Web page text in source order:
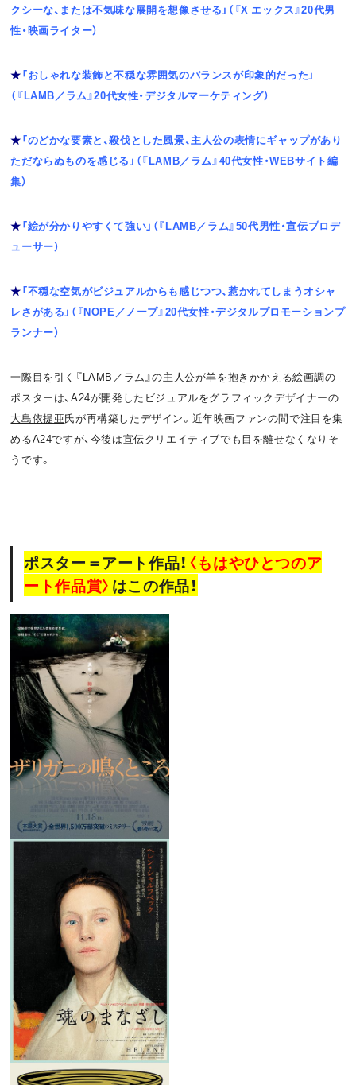
クシーな、または不気味な展開を想像させる」（『X エックス』20代男
性・映画ライター）
★「おしゃれな装飾と不穏な雰囲気のバランスが印象的だった」
（『LAMB／ラム』20代女性・デジタルマーケティング）
★「のどかな要素と、殺伐とした風景、主人公の表情にギャップがあり
ただならぬものを感じる」（『LAMB／ラム』40代女性・WEBサイト編
集）
★「絵が分かりやすくて強い」（『LAMB／ラム』50代男性・宣伝プロデ
ューサー）
★「不穏な空気がビジュアルからも感じつつ、惹かれてしまうオシャ
レさがある」（『NOPE／ノープ』20代女性・デジタルプロモーションプ
ランナー）
一際目を引く『LAMB／ラム』の主人公が羊を抱きかかえる絵画調の
ポスターは、A24が開発したビジュアルをグラフィックデザイナーの
大島依提亜氏が再構築したデザイン。近年映画ファンの間で注目を集
めるA24ですが、今後は宣伝クリエイティブでも目を離せなくなりそ
うです。
ポスター＝アート作品！ 〈もはやひとつのア
ート作品賞〉 はこの作品！